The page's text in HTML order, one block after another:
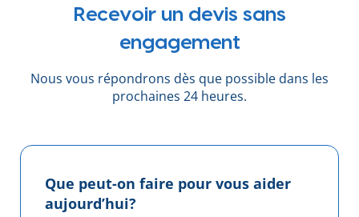
Recevoir un devis sans
engagement
Nous vous répondrons dès que possible dans les
prochaines 24 heures.
Que peut-on faire pour vous aider
aujourd’hui?